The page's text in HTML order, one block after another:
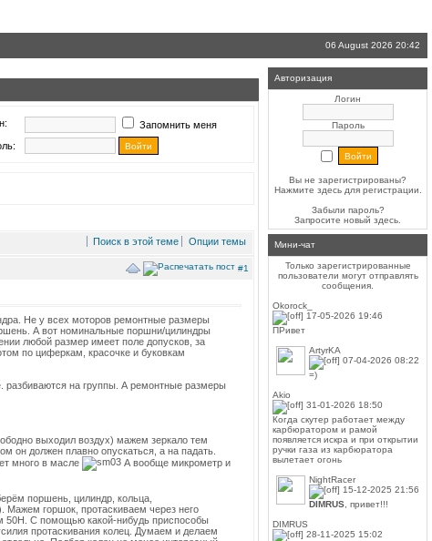
06 August 2026 20:42
Запомнить меня
Поиск в этой теме Опции темы
#1
Не у всех моторов ремонтные размеры
А вот номинальные поршни/цилиндры
любой размер имеет поле допусков, за
по циферкам, красочке и буковкам
разбиваются на группы. А ремонтные размеры
выходил воздух) мажем зеркало тем
он должен плавно опускаться, а на падать.
много в масле
А вообще микрометр и
поршень, цилиндр, кольца,
Мажем горшок, протаскиваем через него
50Н. С помощью какой-нибудь приспособы
протаскивания колец. Думаем и делаем
Авторизация
Логин
Пароль
Вы не зарегистрированы?
Нажмите здесьдля регистрации.
Забыли пароль?
Запросите новый здесь.
Мини-чат
Только зарегистрированные
пользователи могут отправлять
сообщения.
Okorock_
17-05-2026 19:46
ПРивет
ArtyrKA
07-04-2026 08:22
=)
Akio
31-01-2026 18:50
Когда скутер работает между
карбюратором и рамой
появляется искра и при открытии
ручки газа из карбюратора
вылетает огонь
NightRacer
15-12-2025 21:56
DIMRUS , привет!!!
DIMRUS
28-11-2025 15:02